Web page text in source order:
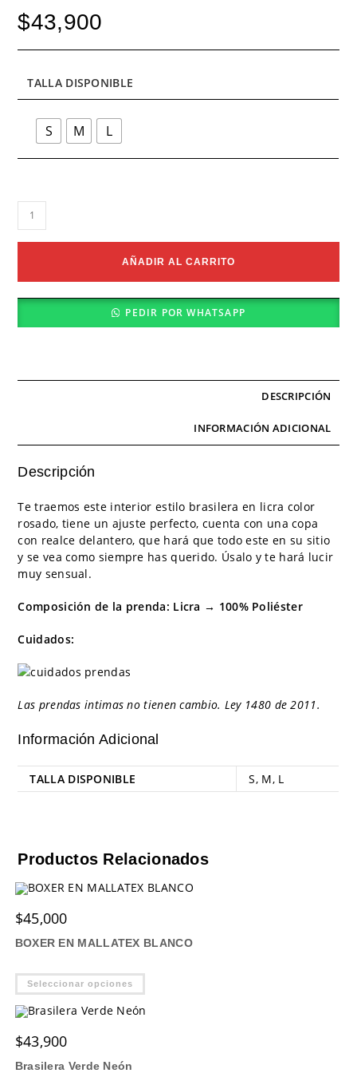
$43,900
TALLA DISPONIBLE
S M L
BRASILERA
cantidad
AÑADIR AL CARRITO
PEDIR POR WHATSAPP
DESCRIPCIÓN
INFORMACIÓN ADICIONAL
Descripción
Te traemos este interior estilo brasilera en licra color
rosado, tiene un ajuste perfecto, cuenta con una copa
con realce delantero, que hará que todo este en su sitio
y se vea como siempre has querido. Úsalo y te hará lucir
muy sensual.
Composición de la prenda: Licra → 100% Poliéster
Cuidados:
Las prendas intimas no tienen cambio. Ley 1480 de 2011.
Información Adicional
TALLA DISPONIBLE S, M, L
Productos Relacionados
$45,000
BOXER EN MALLATEX BLANCO
Seleccionar opciones Este
tiene
múltiples
$43,900
Brasilera Verde Neón